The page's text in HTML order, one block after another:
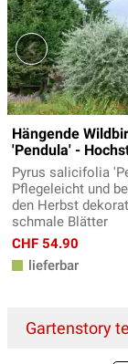
Hängende
'Pendula' -
Pyrus salicifolia
Pflegeleicht und
den Herbst
schmale Blätter
CHF 54.90
lieferbar
Gartenstory